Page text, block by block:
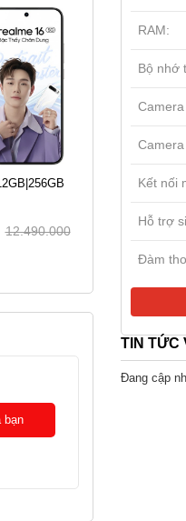
128GB
20.990.000
vivo S50 Pro
12GB|256GB
11.190.000 đ
bạn
RAM:
Bộ nhớ
Kết nối
Hỗ trợ
Đàm
TIN TỨC
Đang cập